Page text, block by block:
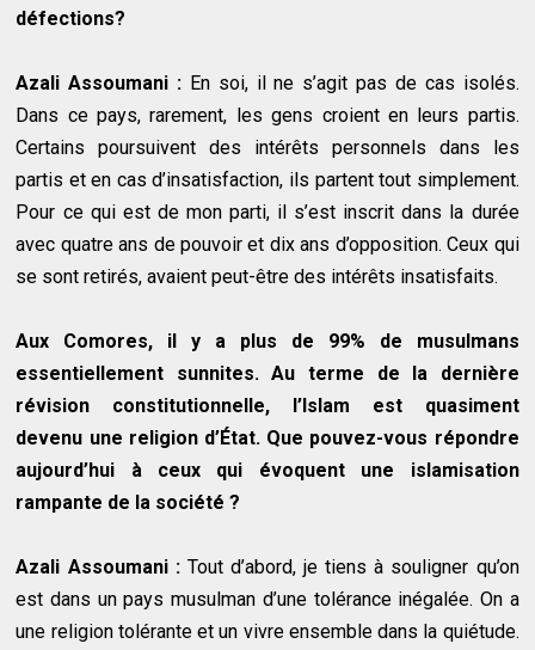
défections?
Azali Assoumani : En soi, il ne s’agit pas de cas isolés.
Dans ce pays, rarement, les gens croient en leurs partis.
Certains poursuivent des intérêts personnels dans les
partis et en cas d’insatisfaction, ils partent tout simplement.
Pour ce qui est de mon parti, il s’est inscrit dans la durée
avec quatre ans de pouvoir et dix ans d’opposition. Ceux qui
se sont retirés, avaient peut-être des intérêts insatisfaits.
Aux Comores, il y a plus de 99% de musulmans
essentiellement sunnites. Au terme de la dernière
révision constitutionnelle, l’Islam est quasiment
devenu une religion d’État. Que pouvez-vous répondre
aujourd’hui à ceux qui évoquent une islamisation
rampante de la société ?
Azali Assoumani : Tout d’abord, je tiens à souligner qu’on
est dans un pays musulman d’une tolérance inégalée. On a
une religion tolérante et un vivre ensemble dans la quiétude.